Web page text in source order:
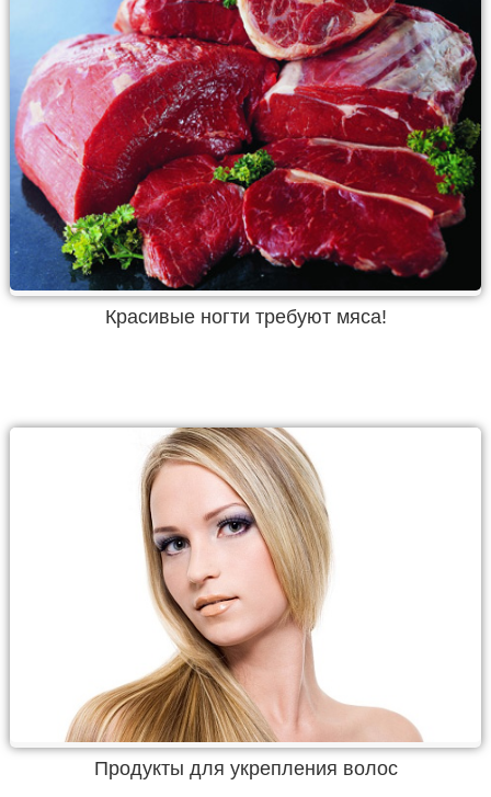
Красивые ногти требуют мяса!
Продукты для укрепления волос